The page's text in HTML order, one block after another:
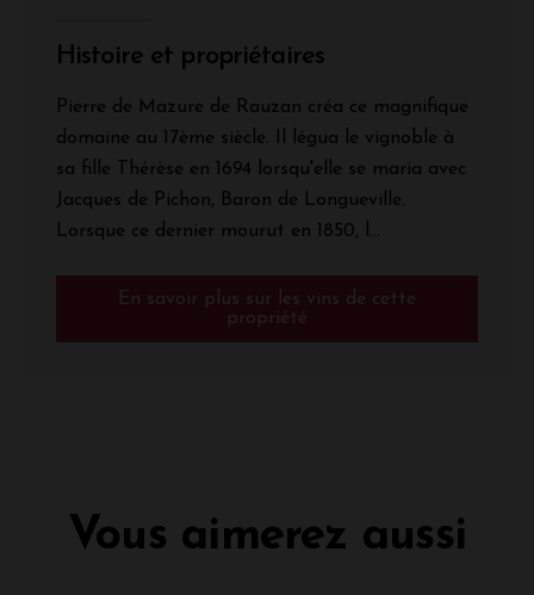
Histoire et propriétaires
Pierre de Mazure de Rauzan créa ce magnifique
domaine au 17ème siècle. Il légua le vignoble à
sa fille Thérèse en 1694 lorsqu'elle se maria avec
Jacques de Pichon, Baron de Longueville.
Lorsque ce dernier mourut en 1850, l...
En savoir plus sur les vins de cette
propriété
Vous aimerez aussi